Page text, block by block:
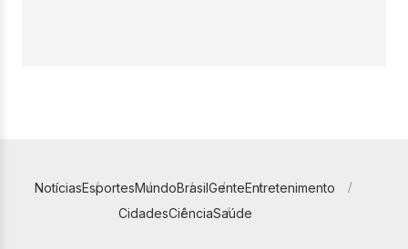
NotíciasEsportesMundoBrasilGenteEntretenimento
CidadesCiênciaSaúde